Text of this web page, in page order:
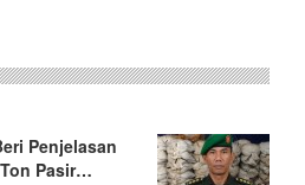
Penjelasan
Pasir…